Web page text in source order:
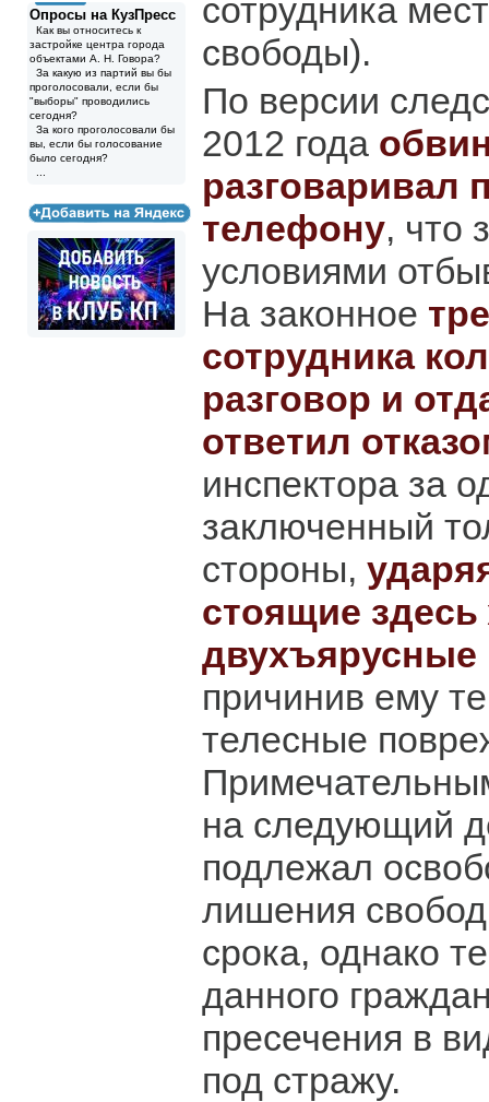
Опросы на КузПресс
Как вы относитесь к
застройке центра города
объектами А. Н. Говора?
За какую из партий вы бы
проголосовали, если бы
"выборы" проводились
сегодня?
За кого проголосовали бы
вы, если бы голосование
было сегодня?
сотрудника
свободы).
По версии
2012 года
разговаривал
телефону, что
условиями
На законное
сотрудника
разговор и
ответил
инспектора за
заключенный
стороны,
стоящие здесь
двухъярусные
причинив ему
телесные
на следующий
подлежал
лишения
срока, однако
данного
пресечения в
под стражу.